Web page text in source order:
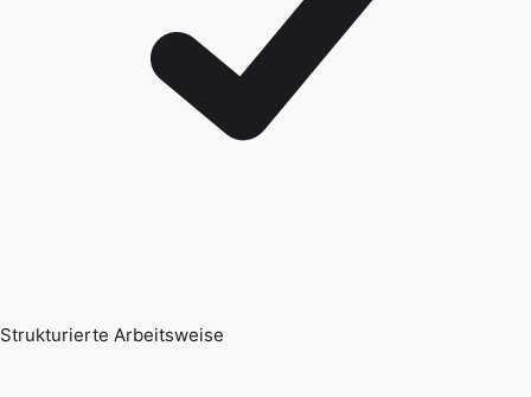
Strukturierte Arbeitsweise